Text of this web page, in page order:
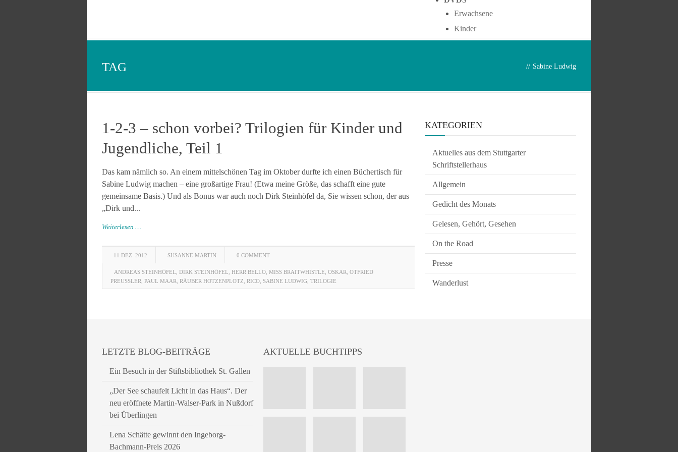
Erwachsene
Kinder
TAG // Sabine Ludwig
1-2-3 – schon vorbei? Trilogien für Kinder und
Jugendliche, Teil 1
Das kam nämlich so. An einem mittelschönen Tag im Oktober durfte ich einen Büchertisch für
Sabine Ludwig machen – eine großartige Frau! (Etwa meine Größe, das schafft eine gute
gemeinsame Basis.) Und als Bonus war auch noch Dirk Steinhöfel da, Sie wissen schon, der aus
„Dirk und...
Weiterlesen …
11 DEZ. 2012 SUSANNE MARTIN 0 COMMENT
ANDREAS STEINHÖFEL DIRK STEINHÖFEL HERR BELLO MISS BRAITWHISTLE OSKAR OTFRIED
PREUSSLER PAUL MAAR RÄUBER HOTZENPLOTZ RICO SABINE LUDWIG TRILOGIE
KATEGORIEN
Aktuelles aus dem Stuttgarter
Schriftstellerhaus
Allgemein
Gedicht des Monats
Gelesen, Gehört, Gesehen
On the Road
Presse
Wanderlust
LETZTE BLOG-BEITRÄGE
Ein Besuch in der Stiftsbibliothek St. Gallen
„Der See schaufelt Licht in das Haus“. Der
neu eröffnete Martin-Walser-Park in Nußdorf
bei Überlingen
Lena Schätte gewinnt den Ingeborg-
Bachmann-Preis 2026
AKTUELLE BUCHTIPPS